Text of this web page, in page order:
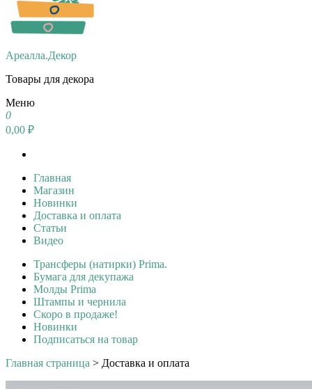
Ареалла.Декор
Товары для декора
Меню
0
0,00 ₽
Главная
Магазин
Новинки
Доставка и оплата
Статьи
Видео
Трансферы (натирки) Prima.
Бумага для декупажа
Молды Prima
Штампы и чернила
Скоро в продаже!
Новинки
Подписаться на товар
Главная страница > Доставка и оплата